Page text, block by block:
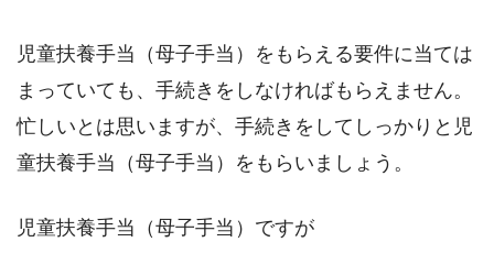
児童扶養手当（母子手当）をもらえる要件に当ては
まっていても、手続きをしなければもらえません。
忙しいとは思いますが、手続きをしてしっかりと児
童扶養手当（母子手当）をもらいましょう。
児童扶養手当（母子手当）ですが